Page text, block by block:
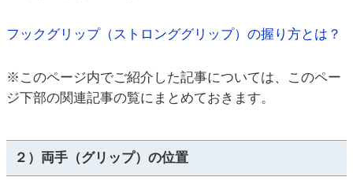
フックグリップ（ストロンググリップ）の握り方とは？
※このページ内でご紹介した記事については、このペー
ジ下部の関連記事の覧にまとめておきます。
２）両手（グリップ）の位置